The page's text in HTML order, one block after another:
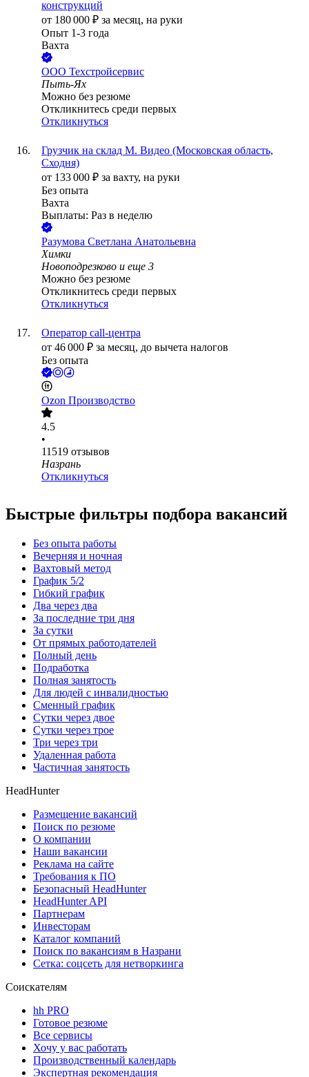
конструкций
от 180 000 ₽ за месяц, на руки
Опыт 1-3 года
Вахта
ООО Техстройсервис
Пыть-Ях
Можно без резюме
Откликнитесь среди первых
Откликнуться
Грузчик на склад М. Видео (Московская область,
Сходня)
от 133 000 ₽ за вахту, на руки
Без опыта
Вахта
Выплаты: Раз в неделю
Разумова Светлана Анатольевна
Химки
Новоподрезково и еще 3
Можно без резюме
Откликнитесь среди первых
Откликнуться
Оператор call-центра
от 46 000 ₽ за месяц, до вычета налогов
Без опыта
Ozon Производство
4.5
•
11519 отзывов
Назрань
Откликнуться
Быстрые фильтры подбора вакансий
Без опыта работы
Вечерняя и ночная
Вахтовый метод
График 5/2
Гибкий график
Два через два
За последние три дня
За сутки
От прямых работодателей
Полный день
Подработка
Полная занятость
Для людей с инвалидностью
Сменный график
Сутки через двое
Сутки через трое
Три через три
Удаленная работа
Частичная занятость
HeadHunter
Размещение вакансий
Поиск по резюме
О компании
Наши вакансии
Реклама на сайте
Требования к ПО
Безопасный HeadHunter
HeadHunter API
Партнерам
Инвесторам
Каталог компаний
Поиск по вакансиям в Назрани
Сетка: соцсеть для нетворкинга
Соискателям
hh PRO
Готовое резюме
Все сервисы
Хочу у вас работать
Производственный календарь
Экспертная рекомендация